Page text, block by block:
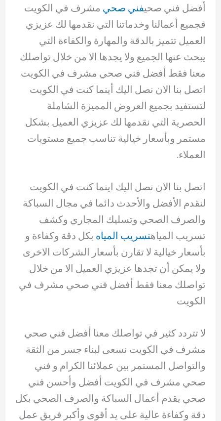
أفضل فني صحيفني صحي مشرف في الكويت
فجميع أعمالنا وخدماتنا التي نقدمها لك عزيزي
العميل تتميز بالدقة والمهارة والكفاءة التي
يبحث عنها الجميع ولا يجدها الا من خلال تواصلك
معنا فقط أفضل فني صحي مشرف في الكويت
اتصل بنا الان نصل اليك أينما كنت في الكويت
لتستفيد بجميع العروض المميزة الشاملة
الحصرية التي نقدمها لك عزيزي العميل بشكل
مستمر وبأسعار خيالية تناسب جميع مستويات
العملاء.
اتصل بنا الان نصل اليك اينما كنت في الكويت
لنقدم الأفضل والأحدث دائما في مجال السباكة
والصرف الصحي وتسليك المجاري وكشف
تسريب المياهتسريب المياه بكل دقة وكفاءة و
بأسعار خيالية لا تقارن بأسعار الشركات الاخرى
ولا يمكن أن تجدها عزيزي العميل الا من خلال
تواصلك معنا فقط أفضل فني صحي مشرف في
الكويت
لا تتردد كثير في تواصلك معنا أفضل فني صحي
مشرف في الكويت نسعى لبناء جسر من الثقة
والتواصل المستمر بين عملائنا الكرام و فني
صحي مشرف في الكويت أفضل وأحسن فني
صحي يقدم أعمال السباكة والصرف الصحي بكل
دقة وكفاءة عالية على يد أقوى وأكبر فريق عمل